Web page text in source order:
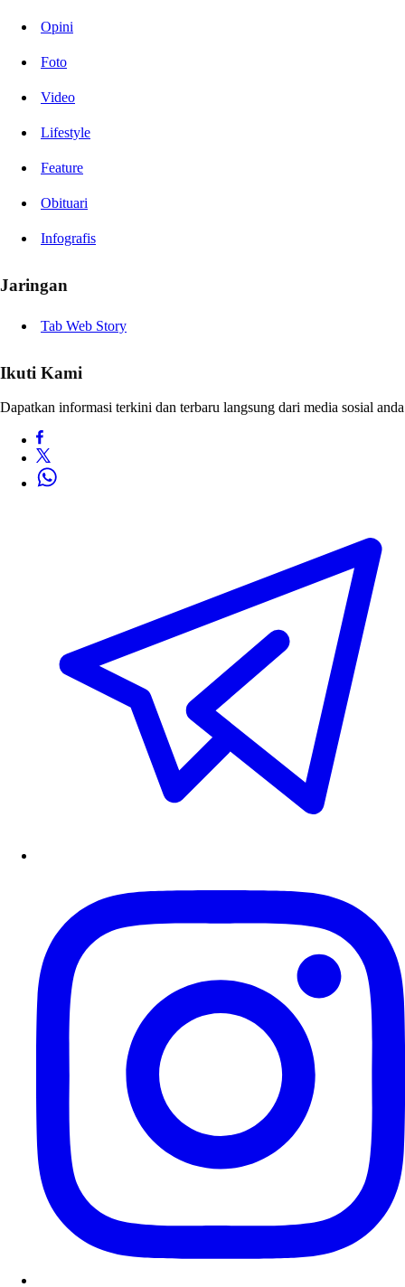
Opini
Foto
Video
Lifestyle
Feature
Obituari
Infografis
Jaringan
Tab Web Story
Ikuti Kami
Dapatkan informasi terkini dan terbaru langsung dari media sosial anda